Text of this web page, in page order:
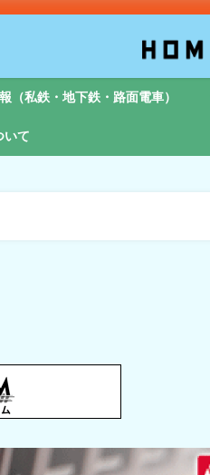
（私鉄・地下鉄・路面電車）
いて